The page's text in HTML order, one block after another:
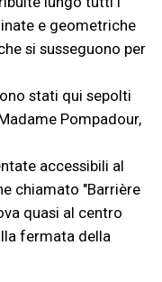
e geometriche
si susseguono per
stati qui sepolti
Pompadour,
accessibili al
chiamato "Barrière
quasi al centro
fermata della